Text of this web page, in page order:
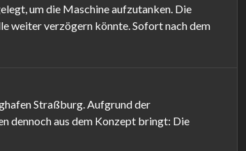
um die Maschine aufzutanken. Die
weiter verzögern könnte. Sofort nach dem
Straßburg. Aufgrund der
dennoch aus dem Konzept bringt: Die